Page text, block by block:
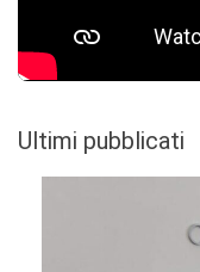
Ultimi pubblicati